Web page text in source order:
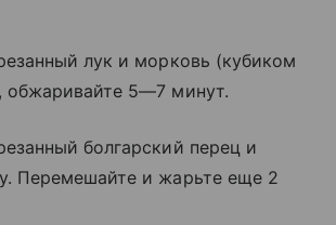
лук и морковь (кубиком
обжаривайте 5—7 минут.
болгарский перец и
Перемешайте и жарьте еще 2